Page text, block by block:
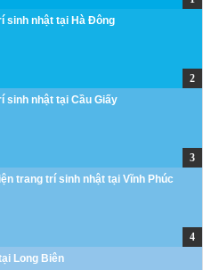
sinh nhật tại Hà Đông
sinh nhật tại Cầu Giấy
trang trí sinh nhật tại Vĩnh Phúc
Long Biên